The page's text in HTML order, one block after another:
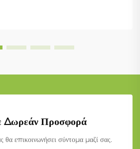
Δωρεάν Προσφορά
επικοινωνήσει σύντομα μαζί σας.